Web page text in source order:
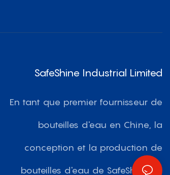
SafeShine Industrial Limited
En tant que premier fournisseur de
bouteilles d'eau en Chine, la
conception et la production de
bouteilles d'eau de SafeShine se